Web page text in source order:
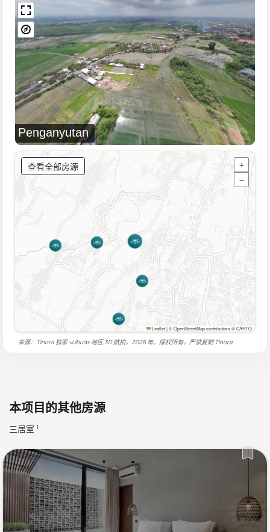
Penganyutan
查看全部房源
+
−
Leaflet|© OpenStreetMap contributors © CARTO
来源：Tinora 独家 «Ubud» 地区 3D 航拍，2026 年。版权所有。严禁复制Tinora
本项目的其他房源
三居室 1